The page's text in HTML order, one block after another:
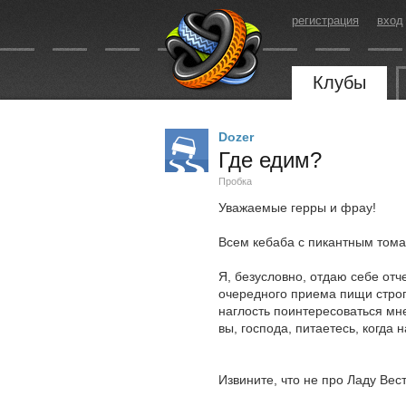
регистрация вход
Клубы
Dozer
Где едим?
Пробка
Уважаемые герры и фрау!
Всем кебаба с пикантным
Я, безусловно, отдаю себе
очередного приема пищи
наглость поинтересоваться
вы, господа, питаетесь, когда
Извините, что не про Ладу